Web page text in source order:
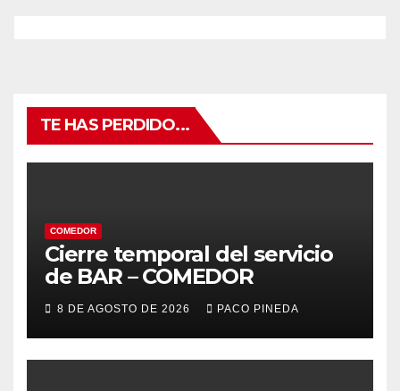
TE HAS PERDIDO...
COMEDOR
Cierre temporal del servicio
de BAR – COMEDOR
8 DE AGOSTO DE 2026 PACO PINEDA